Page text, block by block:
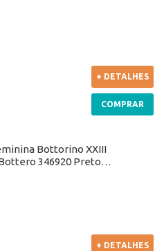
+ DETALHES
COMPRAR
Bottorino XXIII
346920 Preto
+ DETALHES